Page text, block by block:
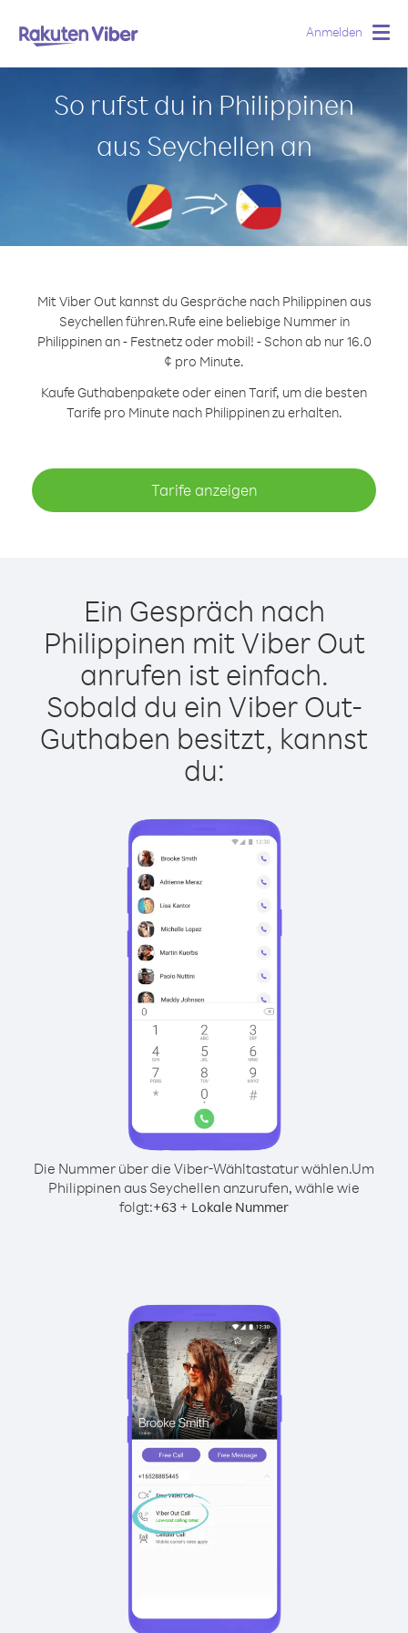
Anmelden
So rufst du in Philippinen
aus Seychellen an
Mit Viber Out kannst du Gespräche nach Philippinen aus
Seychellen führen.Rufe eine beliebige Nummer in
Philippinen an - Festnetz oder mobil! - Schon ab nur 16.0
¢ pro Minute.
Kaufe Guthabenpakete oder einen Tarif, um die besten
Tarife pro Minute nach Philippinen zu erhalten.
Tarife anzeigen
Ein Gespräch nach
Philippinen mit Viber Out
anrufen ist einfach.
Sobald du ein Viber Out-
Guthaben besitzt, kannst
du:
Die Nummer über die Viber-Wähltastatur wählen.Um
Philippinen aus Seychellen anzurufen, wähle wie
folgt:+63 + Lokale Nummer